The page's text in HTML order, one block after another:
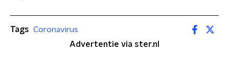
Tags Coronavirus
Advertentie via ster.nl